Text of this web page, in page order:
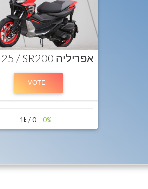
אפריליה SR125 / SR200
0%
0 / 1k